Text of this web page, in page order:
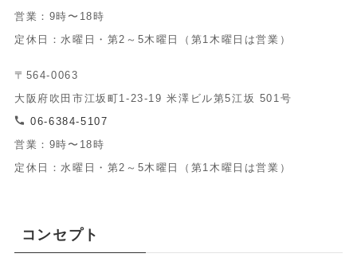
営業：9時〜18時
定休日：水曜日・第2～5木曜日（第1木曜日は営業）
〒564-0063
大阪府吹田市江坂町1-23-19 米澤ビル第5江坂 501号
06-6384-5107
営業：9時〜18時
定休日：水曜日・第2～5木曜日（第1木曜日は営業）
コンセプト